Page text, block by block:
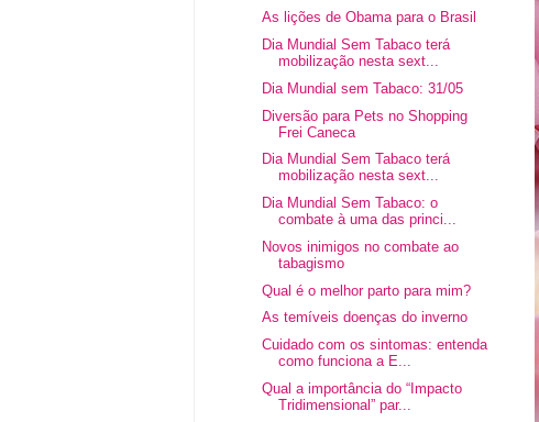
As lições de Obama para o Brasil
Dia Mundial Sem Tabaco terá
mobilização nesta sext...
Dia Mundial sem Tabaco: 31/05
Diversão para Pets no Shopping
Frei Caneca
Dia Mundial Sem Tabaco terá
mobilização nesta sext...
Dia Mundial Sem Tabaco: o
combate à uma das princi...
Novos inimigos no combate ao
tabagismo
Qual é o melhor parto para mim?
As temíveis doenças do inverno
Cuidado com os sintomas: entenda
como funciona a E...
Qual a importância do “Impacto
Tridimensional” par...